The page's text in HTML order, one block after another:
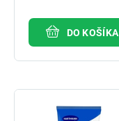
DO KOŠÍKA